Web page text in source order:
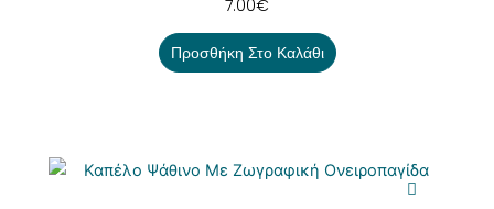
7.00€
Προσθήκη Στο Καλάθι